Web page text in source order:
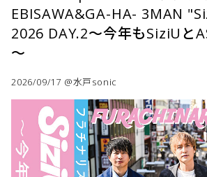
EBISAWA&GA-HA- 3MAN
2026 DAY.2～今年もSiziUと
～
2026/09/17 @水戸sonic